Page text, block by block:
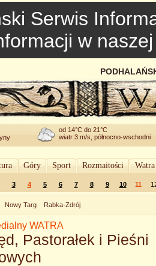
Serwis
w
od 14°C do 21°C
wiatr 3 m/s, północno-wschodni
Góry Sport Rozmaitości
3 4 5 6 7 8 9 10 11
Nowy Targ Rabka-Zdrój
WATRA
Pastorałek i Pieśni